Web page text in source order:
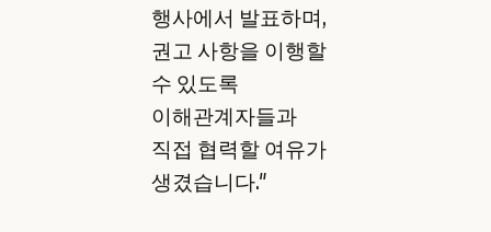
행사에서 발표하며,
권고 사항을 이행할
수 있도록
이해관계자들과
직접 협력할 여유가
생겼습니다."